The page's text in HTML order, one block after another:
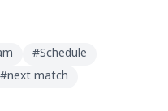
#Schedule
#next match